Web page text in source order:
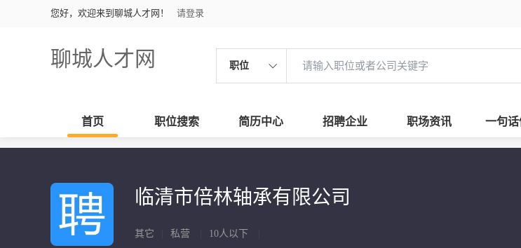
您好，欢迎来到聊城人才网！ 请登录
聊城人才网 职位
首页 职位搜索 简历中心 招聘企业 职场资讯 一句
临清市倍林轴承有限公司
其它 私营 10人以下